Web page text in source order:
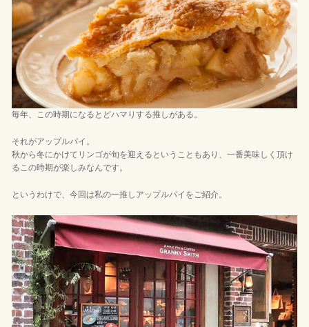
毎年、この時期になるとどハマりする推しがある。
それがアップルパイ。
秋から冬にかけてリンゴが旬を迎えるということもあり、一番美味しく頂け
るこの時期が楽しみなんです。
というわけで、今回は私の一推しアップルパイをご紹介。